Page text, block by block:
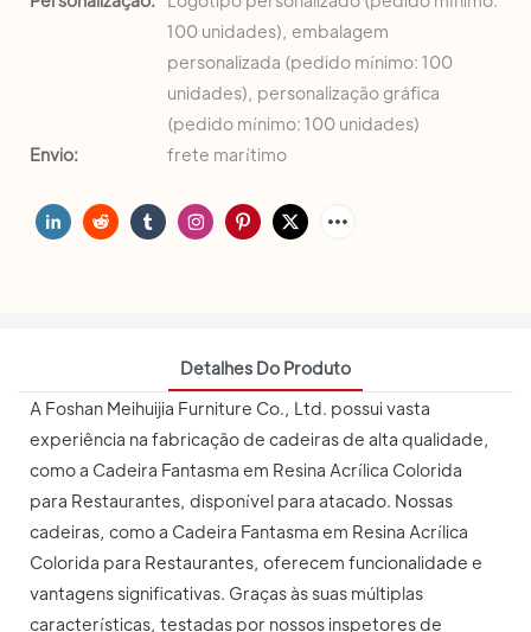
100 unidades), embalagem
personalizada (pedido mínimo: 100
unidades), personalização gráfica
(pedido mínimo: 100 unidades)
Envio:
frete marítimo
Detalhes Do Produto
A Foshan Meihuijia Furniture Co., Ltd. possui vasta
experiência na fabricação de cadeiras de alta qualidade,
como a Cadeira Fantasma em Resina Acrílica Colorida
para Restaurantes, disponível para atacado. Nossas
cadeiras, como a Cadeira Fantasma em Resina Acrílica
Colorida para Restaurantes, oferecem funcionalidade e
vantagens significativas. Graças às suas múltiplas
características, testadas por nossos inspetores de